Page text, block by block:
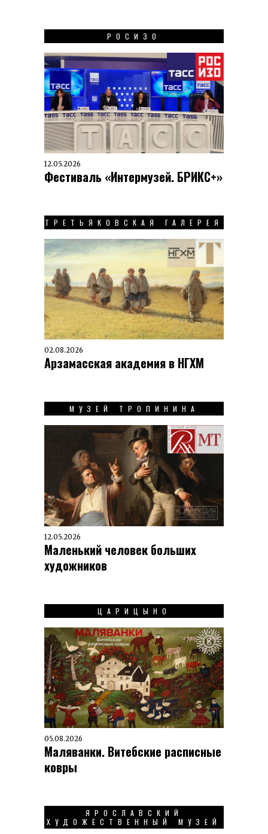
РОСИЗО
12.05.2026
Фестиваль «Интермузей. БРИКС+»
ТРЕТЬЯКОВСКАЯ ГАЛЕРЕЯ
02.08.2026
Арзамасская академия в НГХМ
МУЗЕЙ ТРОПИНИНА
12.05.2026
Маленький человек больших
художников
ЦАРИЦЫНО
05.08.2026
Маляванки. Витебские расписные
ковры
ЯРОСЛАВСКИЙ
ХУДОЖЕСТВЕННЫЙ МУЗЕЙ